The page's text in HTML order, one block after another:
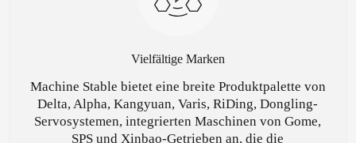
Vielfältige Marken
Machine Stable bietet eine breite Produktpalette von
Delta, Alpha, Kangyuan, Varis, RiDing, Dongling-
Servosystemen, integrierten Maschinen von Gome,
SPS und Xinbao-Getrieben an, die die